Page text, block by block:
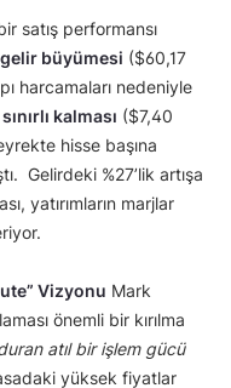
satış performansı
gelir büyümesi ($60,17
harcamaları nedeniyle
kalması ($7,40
hisse başına
Gelirdeki %27’lik artışa
yatırımların marjlar
Vizyonu Mark
önemli bir kırılma
atıl bir işlem gücü
yüksek fiyatlar